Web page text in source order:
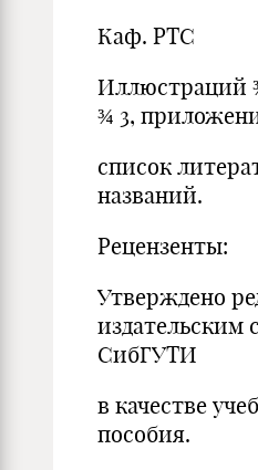
Каф. РТС
Иллюстраций
¾ 3,
список
названий.
Рецензенты:
Утверждено
издательским
СибГУТИ
в качестве
пособия.